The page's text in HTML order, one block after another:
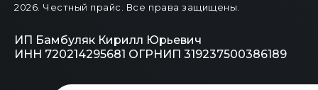
2026 . Честный прайс. Все права защищены.
ИП Бамбуляк Кирилл Юрьевич
ИНН 720214295681 ОГРНИП 319237500386189